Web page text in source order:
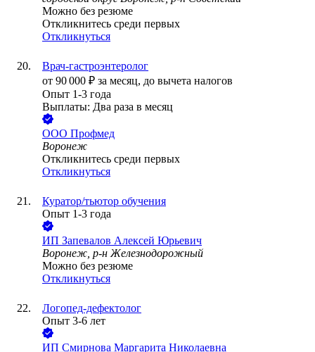
Можно без резюме
Откликнитесь среди первых
Откликнуться
Врач-гастроэнтеролог
от 90 000 ₽ за месяц, до вычета налогов
Опыт 1-3 года
Выплаты: Два раза в месяц
ООО Профмед
Воронеж
Откликнитесь среди первых
Откликнуться
Куратор/тьютор обучения
Опыт 1-3 года
ИП Запевалов Алексей Юрьевич
Воронеж, р-н Железнодорожный
Можно без резюме
Откликнуться
Логопед-дефектолог
Опыт 3-6 лет
ИП Смирнова Маргарита Николаевна